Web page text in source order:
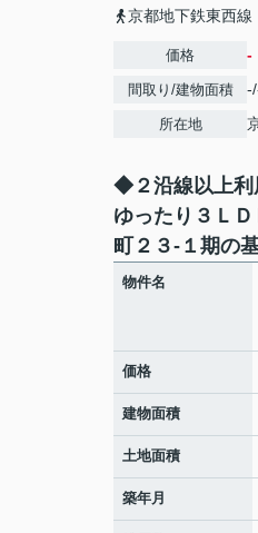
京都地下鉄東西
価格 -
間取り/建物面積
所在地
◆２沿線以上利
ゆったり３Ｌ
町２３-１期の
物件名
価格
建物面積
土地面積
築年月